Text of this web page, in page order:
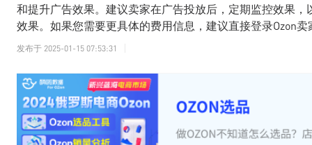
和提升广告效果。建议卖家在广告投放后，定期监控效果
效果。如果您需要更具体的费用信息，建议直接登录Ozon
发布于 2025-01-15 07:53:31